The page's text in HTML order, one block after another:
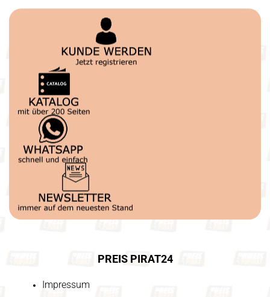
PREIS PIRAT24
Impressum